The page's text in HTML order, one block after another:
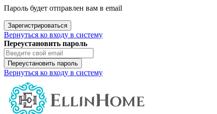
Пароль будет отправлен вам в email
Зарегистрироваться
Вернуться ко входу в систему
Переустановить пароль
Переустановить пароль
Вернуться ко входу в систему